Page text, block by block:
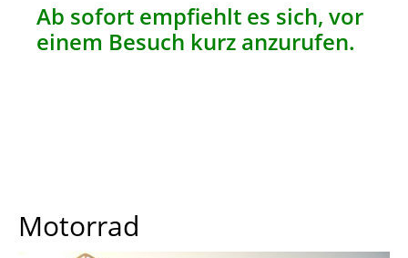
Ab sofort empfiehlt es sich, vor
einem Besuch kurz anzurufen.
Motorrad